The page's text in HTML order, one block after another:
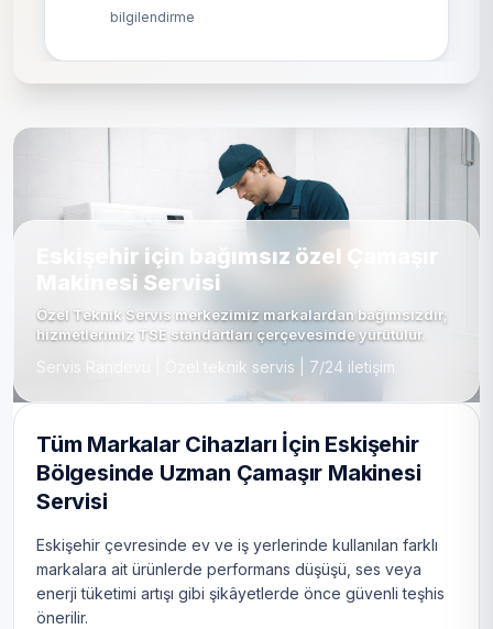
bilgilendirme
Eskişehir için bağımsız özel Çamaşır
Makinesi Servisi
Özel Teknik Servis merkezimiz markalardan bağımsızdır;
hizmetlerimiz TSE standartları çerçevesinde yürütülür.
Servis Randevu | Özel teknik servis | 7/24 iletişim
Tüm Markalar Cihazları İçin Eskişehir
Bölgesinde Uzman Çamaşır Makinesi
Servisi
Eskişehir çevresinde ev ve iş yerlerinde kullanılan farklı
markalara ait ürünlerde performans düşüşü, ses veya
enerji tüketimi artışı gibi şikâyetlerde önce güvenli teşhis
önerilir.